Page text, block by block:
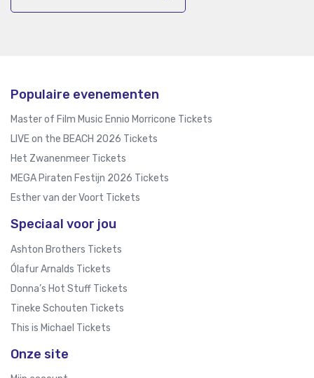
Populaire evenementen
Master of Film Music Ennio Morricone Tickets
LIVE on the BEACH 2026 Tickets
Het Zwanenmeer Tickets
MEGA Piraten Festijn 2026 Tickets
Esther van der Voort Tickets
Speciaal voor jou
Ashton Brothers Tickets
Ólafur Arnalds Tickets
Donna’s Hot Stuff Tickets
Tineke Schouten Tickets
This is Michael Tickets
Onze site